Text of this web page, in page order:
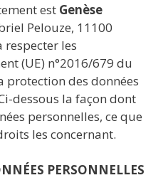
est Genèse
Pelouze, 11100
respecter les
(UE) n°2016/679 du
protection des données
dessous la façon dont
personnelles, ce que
les concernant.
PERSONNELLES